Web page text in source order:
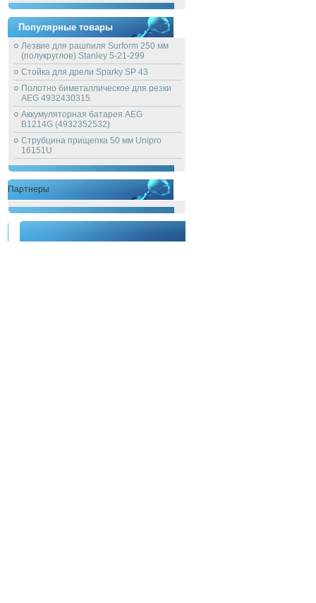
Популярные товары
Лезвие для рашпиля Surform 250 мм
(полукруглое) Stanley 5-21-299
Стойка для дрели Sparky SP 43
Полотно биметаллическое для резки
AEG 4932430315
Аккумуляторная батарея AEG
B1214G (4932352532)
Струбцина прищепка 50 мм Unipro
16151U
Партнеры